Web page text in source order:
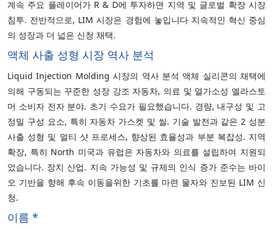
계속 주요 플레이어가 R & D에 투자하면 지역 및 글로벌 확장 시장
침투. 전반적으로, LIM 시장은 경험에 놓입니다 지속적인 혁신 중심
의 성장과 더 넓은 신청 채택.
액체 사출 성형 시장 역사 분석
Liquid Injection Molding 시장의 역사 분석 액체 실리콘의 채택에
의해 구동되는 꾸준한 성장 강조 자동차, 의료 및 열가소성 엘라스토
머 소비자 전자 분야. 초기 수요가 필요했습니다. 경량, 내구성 및 고
정밀 구성 요소, 특히 자동차 가스켓 및 씰. 기술 발전과 같은 2 성분
사출 성형 및 멀티 샷 프로세스, 향상된 효율성과 부분 복잡성. 지역
확장, 특히 North 미국과 유럽은 자동차와 의료를 설립하여 지원되
었습니다. 장치 산업. 지속 가능성 및 규제의 인식 증가 준수는 바이
오 기반을 향해 후속 이동을위한 기초를 마련 물자와 진보된 LIM 신
청.
이름 *